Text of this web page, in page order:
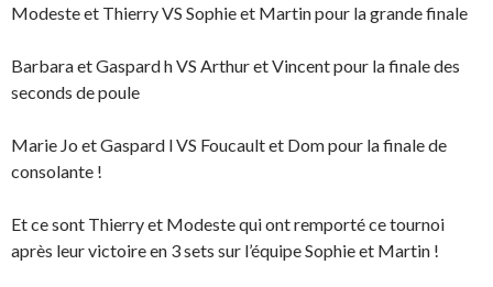
Modeste et ThierryVS Sophie et Martin pour la grande finale
Barbara et Gaspard hVS Arthur et Vincent pour la finale des
seconds de poule
Marie Jo et Gaspard lVS Foucault et Dom pour la finale de
consolante !
Et ce sont Thierry et Modeste qui ont remporté ce tournoi
après leur victoire en 3 sets sur l’équipe Sophie et Martin !